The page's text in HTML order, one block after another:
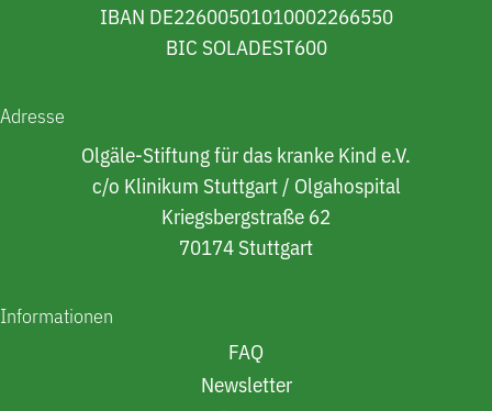
IBAN DE22600501010002266550
BIC SOLADEST600
Adresse
Olgäle-Stiftung für das kranke Kind e.V.
c/o Klinikum Stuttgart / Olgahospital
Kriegsbergstraße 62
70174 Stuttgart
Informationen
FAQ
Newsletter